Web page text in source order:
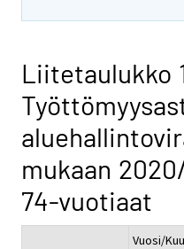
Liitetaulukko
mukaan
74-vuotiaat
Vuosi/